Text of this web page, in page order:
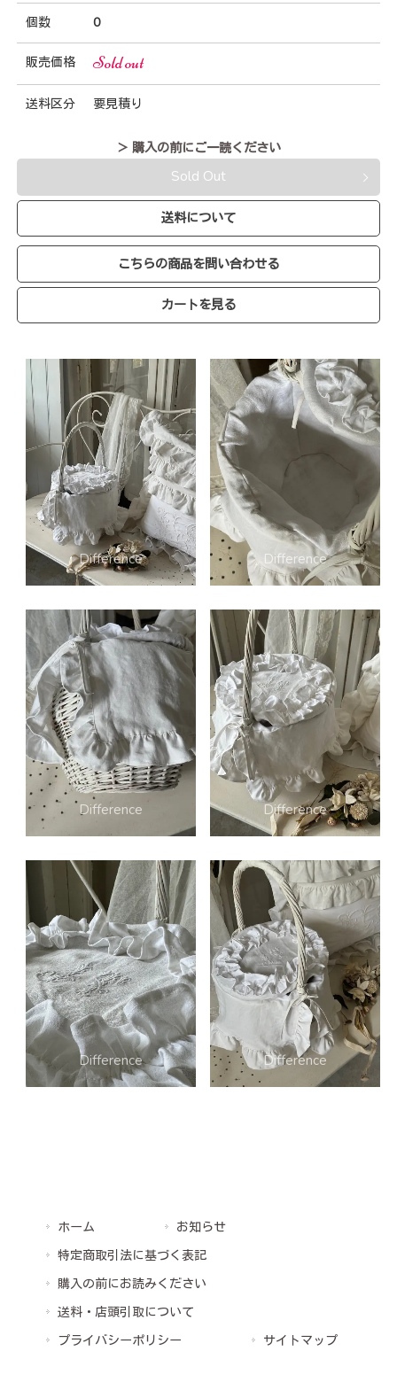
個数 0
販売価格 Sold out
送料区分 要見積り
＞ 購入の前にご一読ください
Sold Out
送料について
こちらの商品を問い合わせる
カートを見る
ホーム
お知らせ
特定商取引法に基づく表記
購入の前にお読みください
送料・店頭引取について
プライバシーポリシー
サイトマップ